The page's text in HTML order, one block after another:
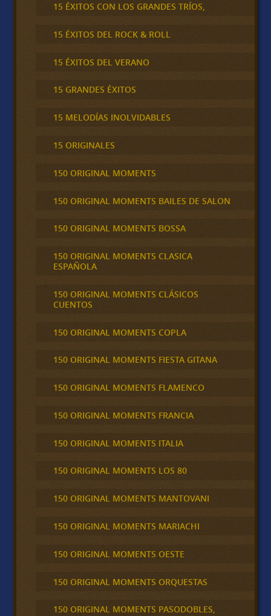
15 ÉXITOS CON LOS GRANDES TRÍOS,
15 ÉXITOS DEL ROCK & ROLL
15 ÉXITOS DEL VERANO
15 GRANDES ÉXITOS
15 MELODÍAS INOLVIDABLES
15 ORIGINALES
150 ORIGINAL MOMENTS
150 ORIGINAL MOMENTS BAILES DE SALON
150 ORIGINAL MOMENTS BOSSA
150 ORIGINAL MOMENTS CLASICA
ESPAÑOLA
150 ORIGINAL MOMENTS CLÁSICOS
CUENTOS
150 ORIGINAL MOMENTS COPLA
150 ORIGINAL MOMENTS FIESTA GITANA
150 ORIGINAL MOMENTS FLAMENCO
150 ORIGINAL MOMENTS FRANCIA
150 ORIGINAL MOMENTS ITALIA
150 ORIGINAL MOMENTS LOS 80
150 ORIGINAL MOMENTS MANTOVANI
150 ORIGINAL MOMENTS MARIACHI
150 ORIGINAL MOMENTS OESTE
150 ORIGINAL MOMENTS ORQUESTAS
150 ORIGINAL MOMENTS PASODOBLES,